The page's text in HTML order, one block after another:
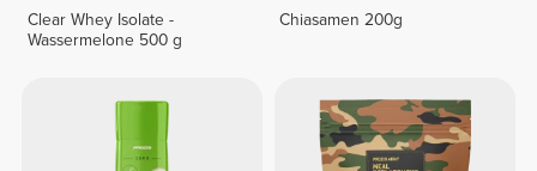
Clear Whey Isolate -
Wassermelone 500 g
Chiasamen 200g